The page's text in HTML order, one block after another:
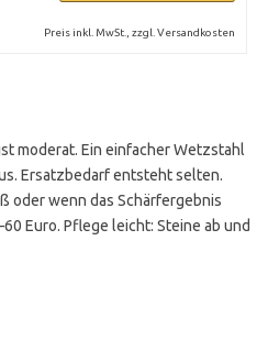
Preis inkl. MwSt., zzgl. Versandkosten
moderat. Ein einfacher Wetzstahl
Ersatzbedarf entsteht selten.
oder wenn das Schärfergebnis
Euro. Pflege leicht: Steine ab und